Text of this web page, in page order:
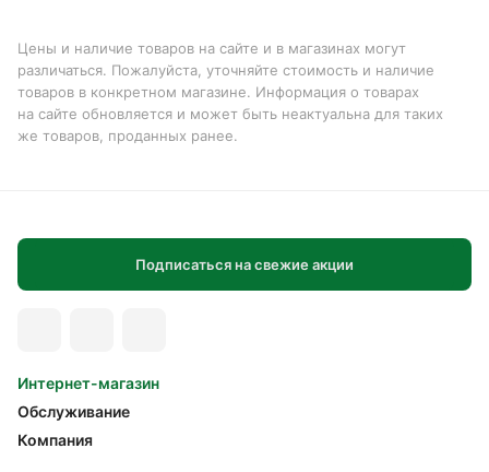
Цены и наличие товаров на сайте и в магазинах могут
различаться. Пожалуйста, уточняйте стоимость и наличие
товаров в конкретном магазине. Информация о товарах
на сайте обновляется и может быть неактуальна для таких
же товаров, проданных ранее.
Подписаться на свежие акции
Интернет-магазин
Обслуживание
Компания